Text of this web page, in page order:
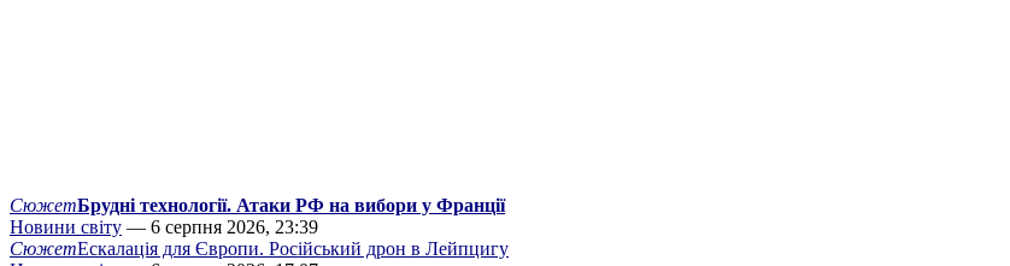
СюжетБрудні технології. Атаки РФ на вибори у Франції
Новини світу — 6 серпня 2026, 23:39
СюжетЕскалація для Європи. Російський дрон в Лейпцигу